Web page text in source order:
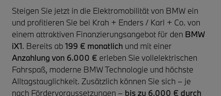
Steigen Sie jetzt in die Elektromobilität von BMW ein
und profitieren Sie bei Krah + Enders / Karl + Co. von
einem attraktiven Finanzierungsangebot für den BMW
iX1. Bereits ab199 € monatlich und mit einer
Anzahlung von 6.000 € erleben Sie vollelektrischen
Fahrspaß, moderne BMW Technologie und höchste
Alltagstauglichkeit. Zusätzlich können Sie sich – je
nach Fördervoraussetzungen – bis zu 6.000 € durch